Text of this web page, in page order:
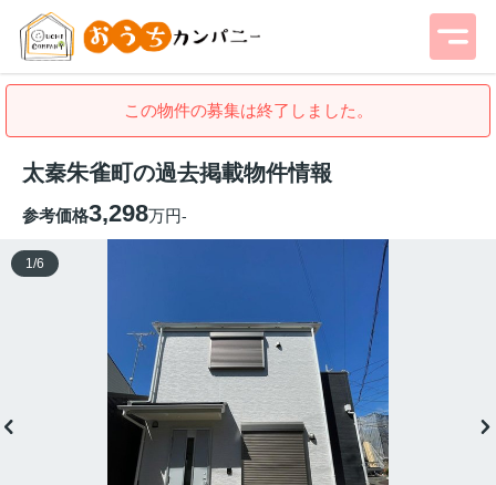
この物件の募集は終了しました。
太秦朱雀町の過去掲載物件情報
参考価格3,298万円-
1 /6